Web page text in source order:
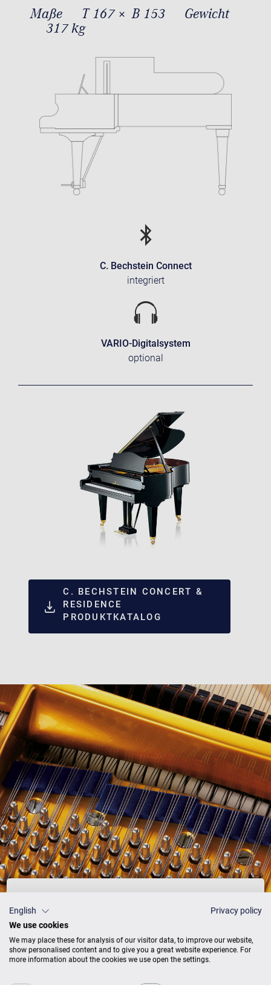
Maße T 167 × B 153
Gewicht
317 kg
C. Bechstein Connect
integriert
VARIO-Digitalsystem
optional
C. BECHSTEIN CONCERT &
RESIDENCE
PRODUKTKATALOG
AUSFÜHRUNG PREISE
English
Privacy policy
We use cookies
We may place these for analysis of our visitor data, to improve our website,
show personalised content and to give you a great website experience. For
more information about the cookies we use open the settings.